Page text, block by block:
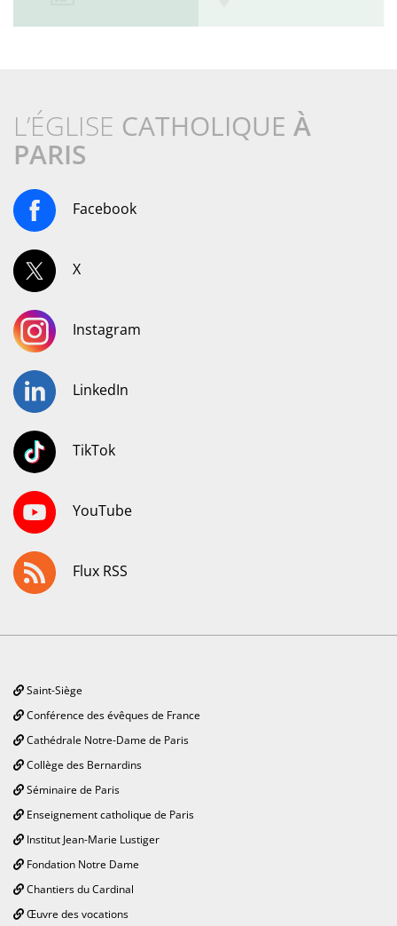
L’ÉGLISE CATHOLIQUE À
PARIS
Facebook
X
Instagram
LinkedIn
TikTok
YouTube
Flux RSS
Saint-Siège
Conférence des évêques de France
Cathédrale Notre-Dame de Paris
Collège des Bernardins
Séminaire de Paris
Enseignement catholique de Paris
Institut Jean-Marie Lustiger
Fondation Notre Dame
Chantiers du Cardinal
Œuvre des vocations